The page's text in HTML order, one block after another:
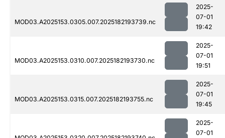
MOD03.A2025153.0305.007.2025182193739.nc
2025-
07-01
19:42
MOD03.A2025153.0310.007.2025182193730.nc
2025-
07-01
19:51
MOD03.A2025153.0315.007.2025182193755.nc
2025-
07-01
19:45
2025-
07-01